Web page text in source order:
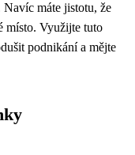
Navíc máte jistotu, že
místo. Využijte tuto
podnikání a mějte